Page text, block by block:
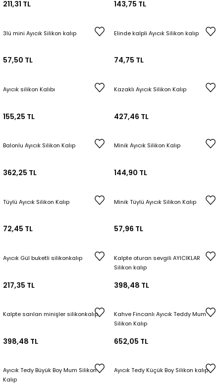
211,31 TL 143,75 TL
3lü mini Ayıcık Silikon kalıp
57,50 TL
Elinde kalpli Ayıcık Silikon kalıp
74,75 TL
Ayıcık silikon Kalıbı
155,25 TL
Kazaklı Ayıcık Silikon Kalıp
427,46 TL
Balonlu Ayıcık Silikon Kalıp
362,25 TL
Minik Ayıcık Silikon Kalıp
144,90 TL
Tüylü Ayıcık Silikon Kalıp
72,45 TL
Minik Tüylü Ayıcık Silikon Kalıp
57,96 TL
Ayıcık Gül buketli silikonkalıp
217,35 TL
Kalpte oturan sevgili AYICIKLAR
Silikon kalıp
398,48 TL
Kalpte sarılan minişler silikonkalıp
398,48 TL
Kahve Fincanlı Ayıcık Teddy Mum
Silikon Kalıp
652,05 TL
Ayıcık Tedy Büyük Boy Mum Silikon
Kalıp
Ayıcık Tedy Küçük Boy Silikon kalıp